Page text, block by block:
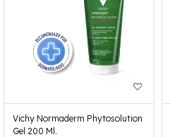
Vichy Normaderm Phytosolution
Gel 200 Ml.